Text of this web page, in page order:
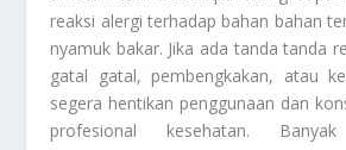
reaksi alergi terhadap bahan bahan
nyamuk bakar. Jika ada tanda tanda
gatal gatal, pembengkakan, atau
segera hentikan penggunaan dan
profesional kesehatan.